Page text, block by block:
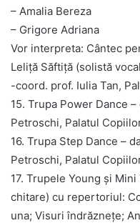
– Amalia Bereza
– Grigore Adriana
Vor interpreta: Cântec
Leliță Săftiță (solistă
-coord. prof. Iulia Tan,
15. Trupa Power Dance
Petroschi, Palatul
16. Trupa Step Dance –
Petroschi, Palatul
17. Trupele Young și
chitare) cu repertoriul:
una; Visuri îndrăznețe;